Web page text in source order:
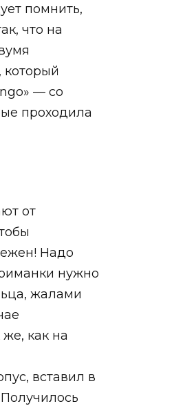
помнить,
что на
— со
проходила
от
Надо
нужно
жалами
как на
вставил в